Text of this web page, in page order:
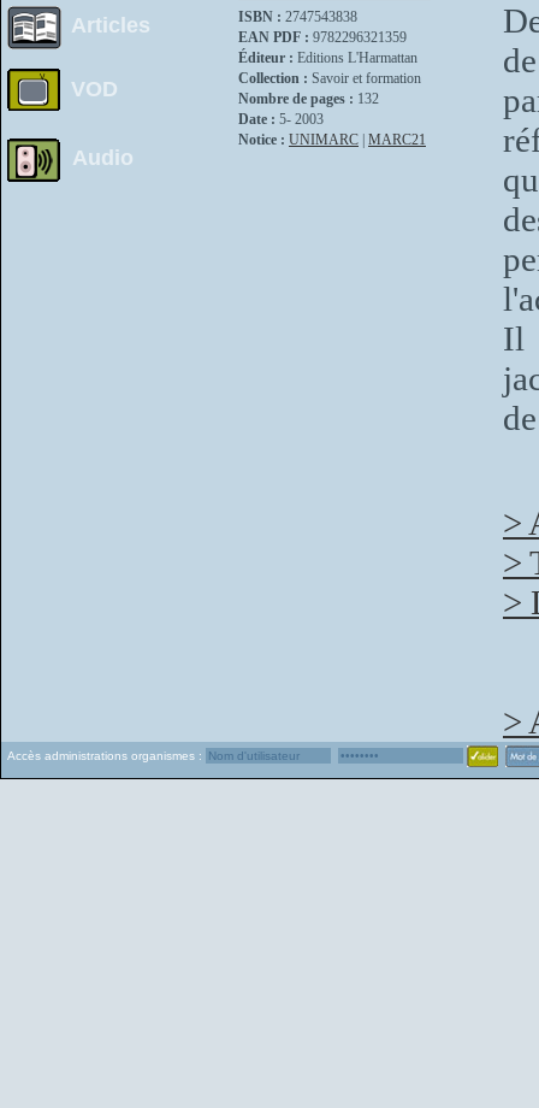
Articles
VOD
Audio
ISBN : 2747543838
EAN PDF : 9782296321359
Éditeur : Editions L'Harmattan
Collection : Savoir et formation
Nombre de pages : 132
Date : 5- 2003
Notice : UNIMARC MARC21
Il
>
>
>
>
Accès administrations organismes :